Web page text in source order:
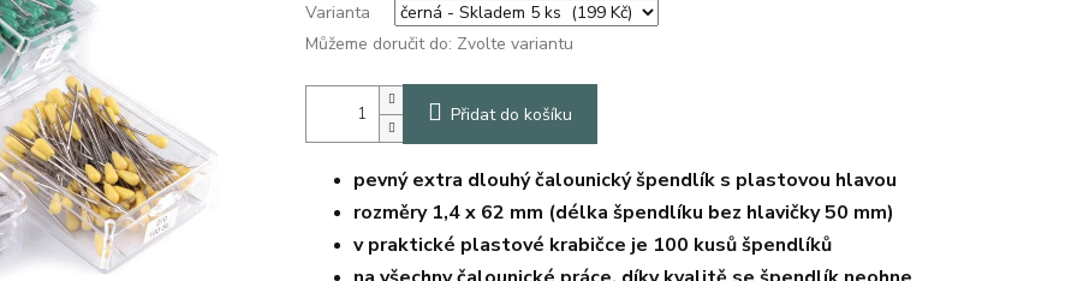
Varianta
Můžeme doručit do: Zvolte variantu
Přidat do košíku
pevný extra dlouhý čalounický špendlík s plastovou hlavou
rozměry 1,4 x 62 mm (délka špendlíku bez hlavičky 50 mm)
v praktické plastové krabičce je 100 kusů špendlíků